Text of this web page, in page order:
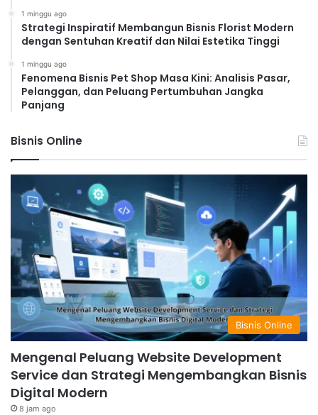
1 minggu ago
Strategi Inspiratif Membangun Bisnis Florist Modern
dengan Sentuhan Kreatif dan Nilai Estetika Tinggi
1 minggu ago
Fenomena Bisnis Pet Shop Masa Kini: Analisis Pasar,
Pelanggan, dan Peluang Pertumbuhan Jangka
Panjang
Bisnis Online
Bisnis Online
Mengenal Peluang Website Development
Service dan Strategi Mengembangkan Bisnis
Digital Modern
8 jam ago